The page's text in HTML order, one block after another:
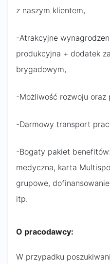
z naszym klientem,
-Atrakcyjne
produkcyjna + dodatek
brygadowym,
-Możliwość rozwoju oraz
-Darmowy transport
-Bogaty pakiet
medyczna, karta
grupowe,
itp.
O pracodawcy:
W przypadku